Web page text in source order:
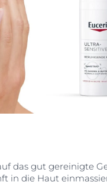
das gut gereinigte
in die Haut